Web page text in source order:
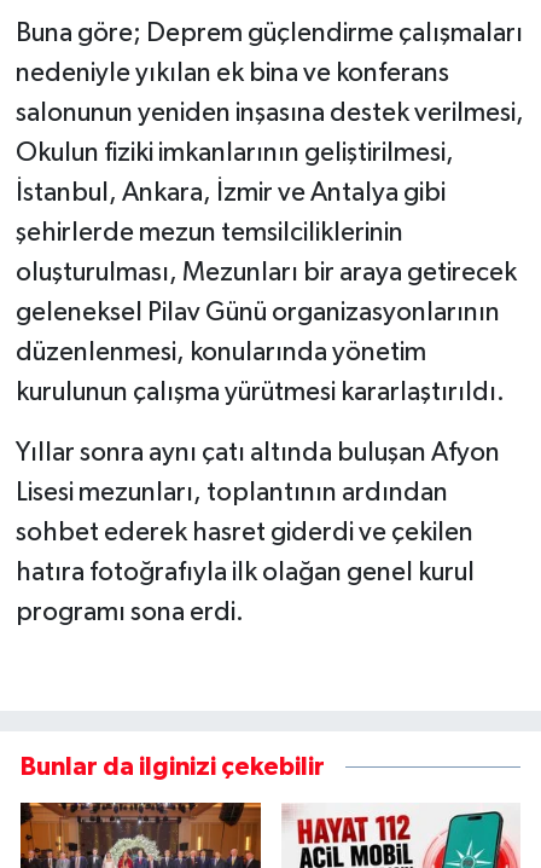
Buna göre; Deprem güçlendirme çalışmaları
nedeniyle yıkılan ek bina ve konferans
salonunun yeniden inşasına destek verilmesi,
Okulun fiziki imkanlarının geliştirilmesi,
İstanbul, Ankara, İzmir ve Antalya gibi
şehirlerde mezun temsilciliklerinin
oluşturulması, Mezunları bir araya getirecek
geleneksel Pilav Günü organizasyonlarının
düzenlenmesi, konularında yönetim
kurulunun çalışma yürütmesi kararlaştırıldı.
Yıllar sonra aynı çatı altında buluşan Afyon
Lisesi mezunları, toplantının ardından
sohbet ederek hasret giderdi ve çekilen
hatıra fotoğrafıyla ilk olağan genel kurul
programı sona erdi.
Bunlar da ilginizi çekebilir